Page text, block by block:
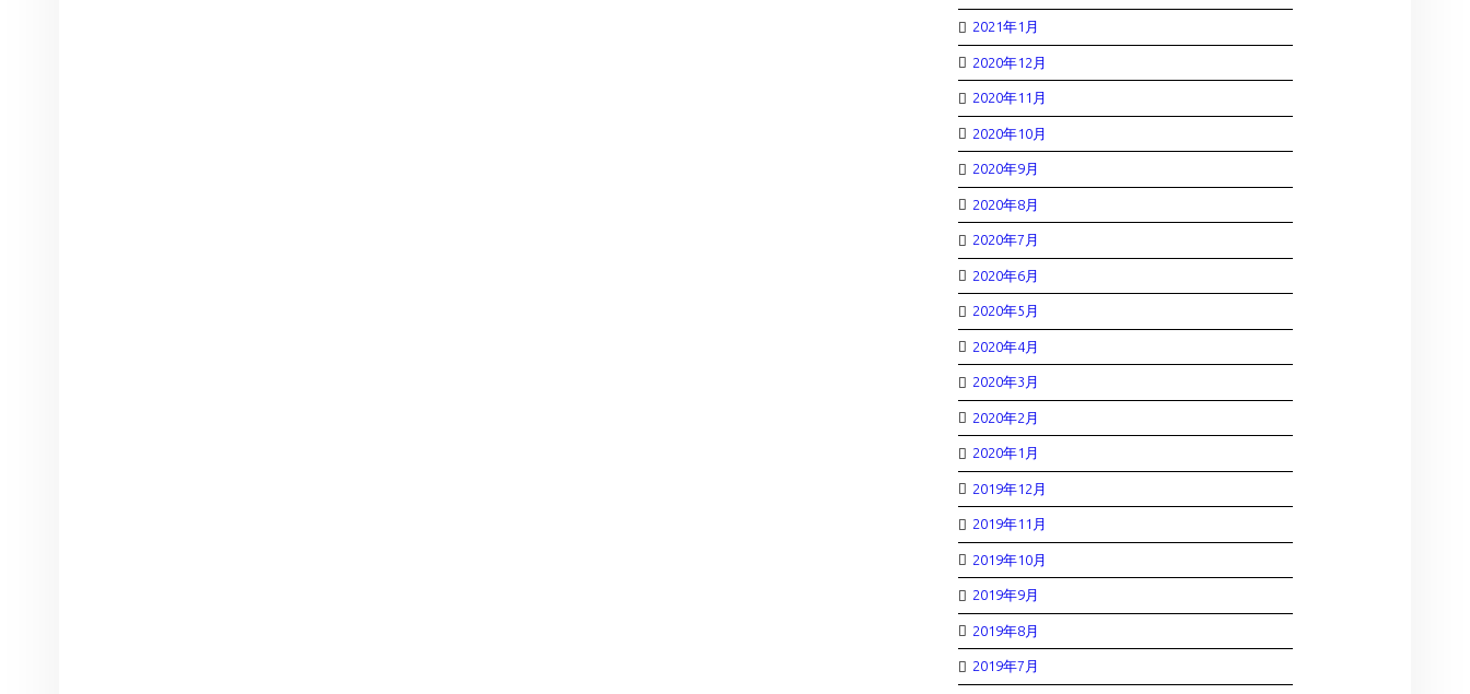
2021年1月
2020年12月
2020年11月
2020年10月
2020年9月
2020年8月
2020年7月
2020年6月
2020年5月
2020年4月
2020年3月
2020年2月
2020年1月
2019年12月
2019年11月
2019年10月
2019年9月
2019年8月
2019年7月